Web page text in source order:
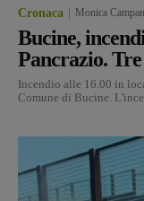
Cronaca Monica
Bucine,
Pancrazio.
Incendio alle 16.00 in
Comune di Bucine.